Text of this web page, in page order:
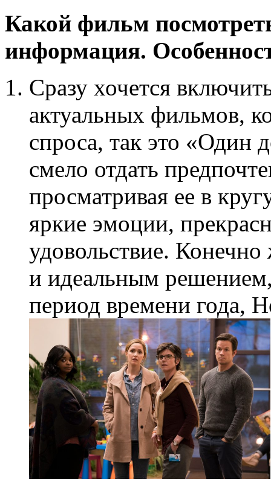
Какой фильм
информация.
Сразу хочется
актуальных фильмов,
спроса, так это
смело отдать
просматривая ее в
яркие эмоции,
удовольствие.
и идеальным
период времени года,